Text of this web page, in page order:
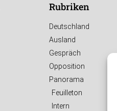
Rubriken
Deutschland
Ausland
Gespräch
Opposition
Panorama
Feuilleton
Intern